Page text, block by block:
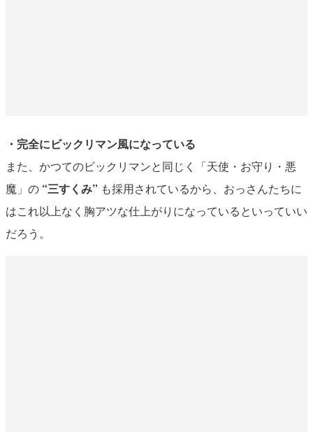
・完全にビックリマン風になっている
また、かつてのビックリマンと同じく「天使・お守り・悪
魔」の “三すくみ” も採用されているから、おっさんたちに
はこれ以上なく胸アツな仕上がりになっているといっていい
だろう。